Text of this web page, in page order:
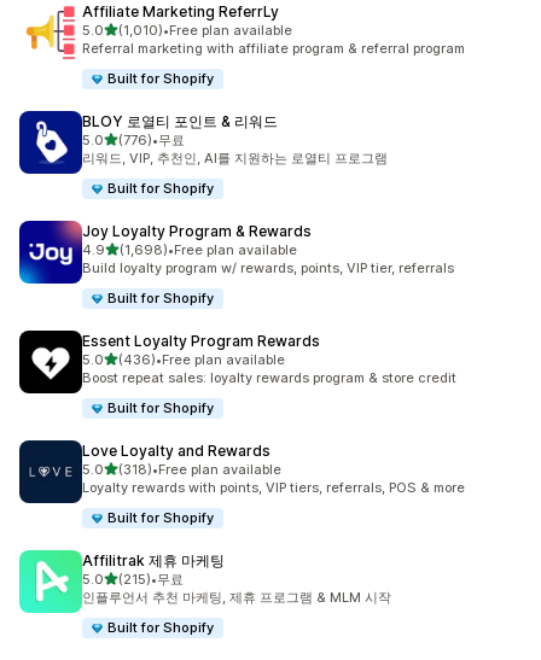
Affiliate Marketing ReferrLy
5.0별 5개 중
(1,010)
총 리뷰 1010개
•Free plan available
Referral marketing with affiliate program & referral program
Built for Shopify
BLOY 로열티 포인트 & 리워드
5.0별 5개 중
(776)
총 리뷰 776개
•무료
리워드, VIP, 추천인, AI를 지원하는 로열티 프로그램
Built for Shopify
Joy Loyalty Program & Rewards
4.9별 5개 중
(1,698)
총 리뷰 1698개
•Free plan available
Build loyalty program w/ rewards, points, VIP tier, referrals
Built for Shopify
Essent Loyalty Program Rewards
5.0별 5개 중
(436)
총 리뷰 436개
•Free plan available
Boost repeat sales: loyalty rewards program & store credit
Built for Shopify
Love Loyalty and Rewards
5.0별 5개 중
(318)
총 리뷰 318개
•Free plan available
Loyalty rewards with points, VIP tiers, referrals, POS & more
Built for Shopify
Affilitrak 제휴 마케팅
5.0별 5개 중
(215)
총 리뷰 215개
•무료
인플루언서 추천 마케팅, 제휴 프로그램 & MLM 시작
Built for Shopify